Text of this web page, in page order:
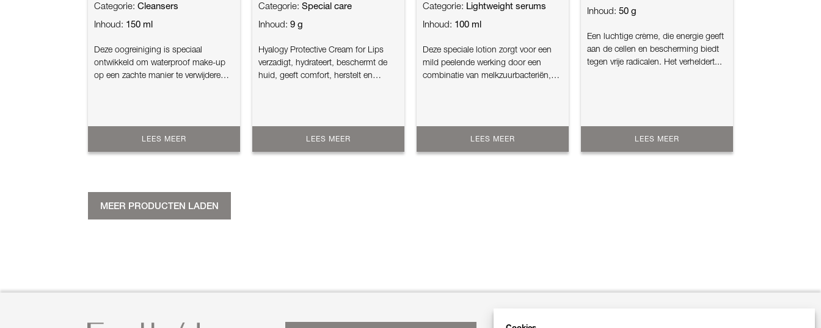
Categorie:Cleansers
Inhoud: 150 ml
Deze oogreiniging is speciaal
ontwikkeld om waterproof make-up
op een zachte manier te verwijderen.
LEES MEER
Categorie:Special care
Inhoud:9 g
Hyalogy Protective Cream for Lips
verzadigt, hydrateert, beschermt de
huid, geeft comfort, herstelt en
LEES MEER
Categorie: Lightweight serums
Inhoud: 100 ml
Deze speciale lotion zorgt voor een
mild peelende werking door een
combinatie van melkzuurbacteriën,
LEES MEER
Inhoud: 50 g
Een luchtige crème, die energie geeft
aan de cellen en bescherming biedt
tegen vrije radicalen. Het verheldert...
LEES MEER
MEER PRODUCTEN LADEN